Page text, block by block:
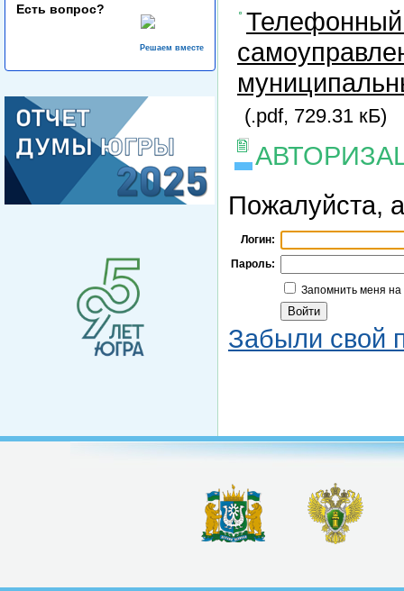
Есть вопрос?
Решаем вместе
Телефонный
(.pdf, 729.31 кБ)
Пожалуйста,
Логин:
Пароль:
Запомнить меня
Забыли свой